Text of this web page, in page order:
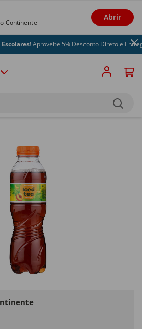
Continente
Abrir
! Aproveite 5% Desconto Direto e